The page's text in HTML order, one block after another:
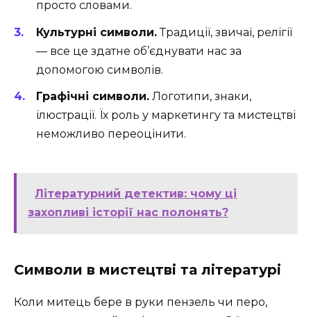
просто словами.
Культурні символи.Традиції, звичаї, релігії
— все це здатне об’єднувати нас за
допомогою символів.
Графічні символи. Логотипи, знаки,
ілюстрації. Їх роль у маркетингу та мистецтві
неможливо переоцінити.
Літературний детектив: чому ці
захопливі історії нас полонять?
Символи в мистецтві та літературі
Коли митець бере в руки пензель чи перо,